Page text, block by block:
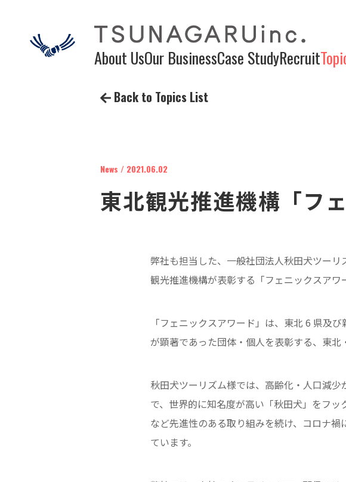
About UsOur BusinessCase StudyRecruit
Back to Topics List
News / 2021.06.02
東北観光推進機構「フ
弊社も担当した、一般社団法人秋田犬ツーリ
観光推進機構が表彰する「フェニックスアワ
「フェニックスアワード」は、東北 6 県及
が顕著であった団体・個人を表彰する、東北
秋田犬ツーリズム様では、高齢化・人口減
で、世界的に知名度が高い「秋田犬」をフ
など先進性のある取り組みを続け、コロナ
ています。